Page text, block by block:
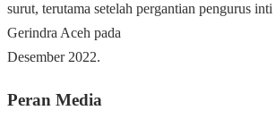
surut, terutama setelah pergantian pengurus
Gerindra Aceh pada
Desember 2022.
Peran Media